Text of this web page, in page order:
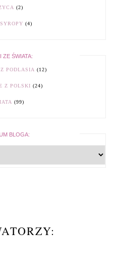
(2)
(4)
ZE ŚWIATA:
PODLASIA (12)
Z POLSKI (24)
(99)
BLOGA: